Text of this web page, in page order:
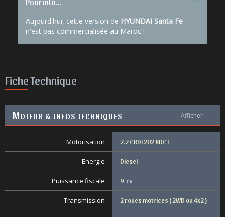
Aujourd'hui, cette version de HYUNDAI Santa Fe
n'est pas commercialisée au Maroc !
Fiche Technique
MOTEUR & INFOS TECHNIQUES Afficher -
Motorisation 2.2 CRDi 202 8DCT
Energie Diesel
Puissance fiscale 9 cv
Transmission 2 roues motrices ( 2WD ou 4x2 )